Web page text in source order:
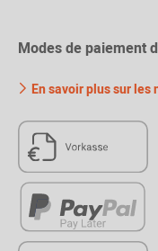
Modes de paiement
En savoir plus sur les